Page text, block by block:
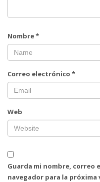
Nombre*
Correo electrónico *
Web
Guarda mi nombre, correo
navegador para la próxima